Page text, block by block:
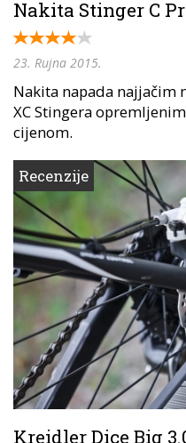
Nakita Stinger C
23. Rujna 2015.
Nakita napada najjačim
XC Stingera
cijenom.
Recenzije
Kreidler Dice Big